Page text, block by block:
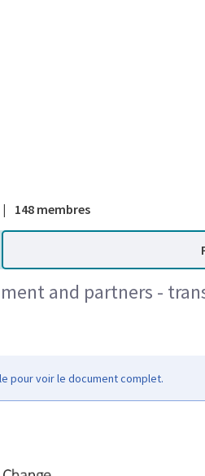
| 148 membres
and partners -
pour voir le document complet.